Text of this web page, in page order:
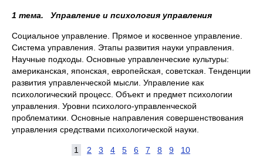
1 тема. Управление и психология управления
Социальное управление. Прямое и косвенное управление.
Система управления. Этапы развития науки управления.
Научные подходы. Основные управленческие культуры:
американская, японская, европейская, советская. Тенденции
развития управленческой мысли. Управление как
психологический процесс. Объект и предмет психологии
управления. Уровни психолого-управленческой
проблематики. Основные направления совершенствования
управления средствами психологической науки.
1 2 3 4 5 6 7 8 9 10